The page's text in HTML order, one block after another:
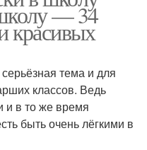
— 34
красивых
тема и для
классов. Ведь
и в то же время
быть очень лёгкими в